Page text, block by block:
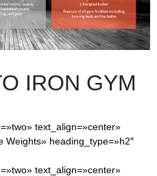
IRON GYM
text_align=»center»
Weights» heading_type=»h2″
text_align=»center»